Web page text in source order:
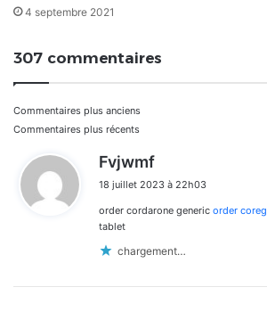
4 septembre 2021
307 commentaires
Navigation
dans
les
commentaires
Commentaires plus anciens
Commentaires plus récents
Fvjwmf
t
18 juillet 2023 à 22h03
order cordarone generic order
tablet
chargement…